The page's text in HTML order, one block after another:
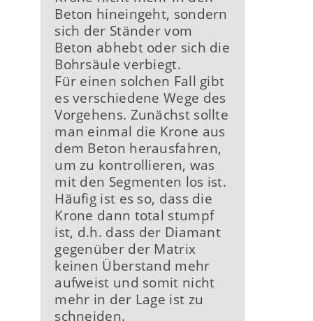
Beton hineingeht, sondern
sich der Ständer vom
Beton abhebt oder sich die
Bohrsäule verbiegt.
Für einen solchen Fall gibt
es verschiedene Wege des
Vorgehens. Zunächst sollte
man einmal die Krone aus
dem Beton herausfahren,
um zu kontrollieren, was
mit den Segmenten los ist.
Häufig ist es so, dass die
Krone dann total stumpf
ist, d.h. dass der Diamant
gegenüber der Matrix
keinen Überstand mehr
aufweist und somit nicht
mehr in der Lage ist zu
schneiden.